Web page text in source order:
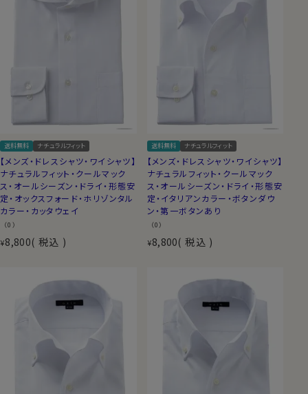
送料無料 ナチュラルフィット
【メンズ・ドレスシャツ・ワイシャツ】
ナチュラルフィット・クールマック
ス・オールシーズン・ドライ・形態安
定・オックスフォード・ホリゾンタル
カラー・カッタウェイ
（0）
¥8,800 税込
送料無料 ナチュラルフィット
【メンズ・ドレスシャツ・ワイシャツ】
ナチュラルフィット・クールマック
ス・オールシーズン・ドライ・形態安
定・イタリアンカラー・ボタンダウ
ン・第一ボタンあり
（0）
¥8,800 税込